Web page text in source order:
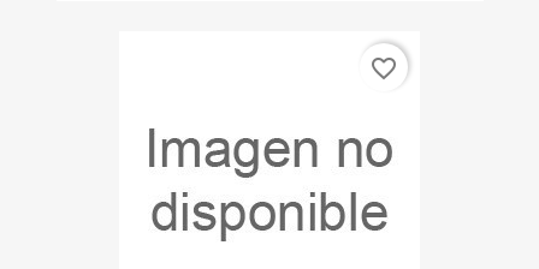
favorite_border